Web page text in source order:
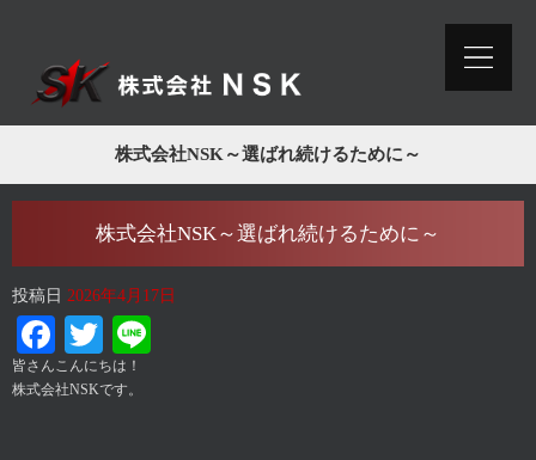
株式会社NSK～選ばれ続けるために～
株式会社NSK～選ばれ続けるために～
投稿日 2026年4月17日
Facebook
Twitter
皆さんこんにちは！
株式会社NSKです。